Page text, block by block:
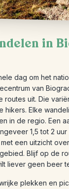
in
dag om het
van
uit. Die
hikers. Elke
in de regio. Een
1,5 tot 2
een uitzicht
Blijf op de
liever geen beer
plekken en